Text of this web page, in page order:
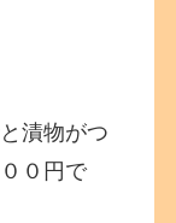
漬物がつ
０円で